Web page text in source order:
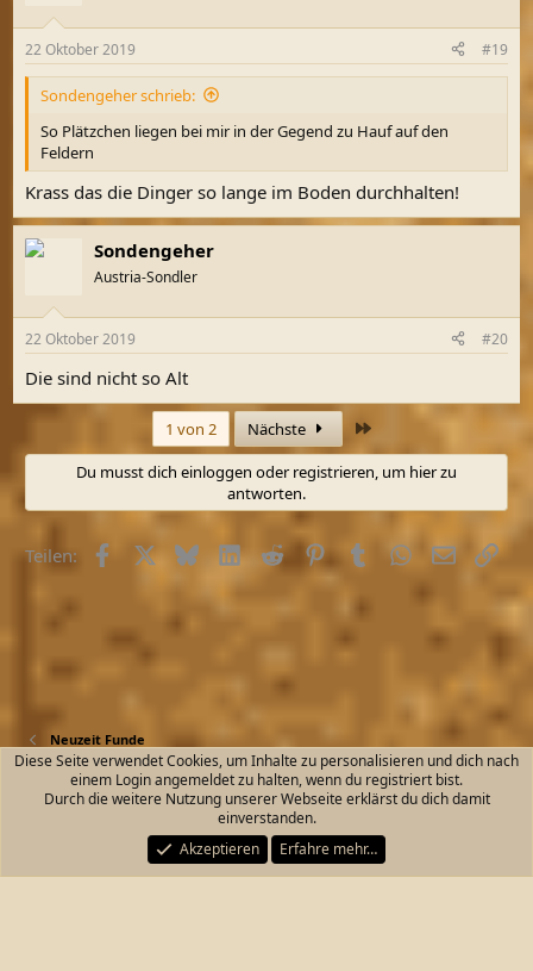
22 Oktober 2019 #19
Sondengeher schrieb:
So Plätzchen liegen bei mir in der Gegend zu Hauf auf den
Feldern
Krass das die Dinger so lange im Boden durchhalten!
Sondengeher
Austria-Sondler
22 Oktober 2019 #20
Die sind nicht so Alt
1 von 2 Nächste
Du musst dich einloggen oder registrieren, um hier zu
antworten.
Teilen: FacebookX (Twitter)
BlueskyLinkedInRedditPinterestTumblrWhatsApp
E-MailLink
Neuzeit Funde
Kontakt Nutzungsbedingungen
Datenschutz
Start
R
S
Community platform by XenForo® © 2010-2026 XenForo Ltd.
Diese Seite verwendet Cookies, um Inhalte zu personalisieren und dich nach
einem Login angemeldet zu halten, wenn du registriert bist.
Durch die weitere Nutzung unserer Webseite erklärst du dich damit
einverstanden.
Akzeptieren
Erfahre mehr…